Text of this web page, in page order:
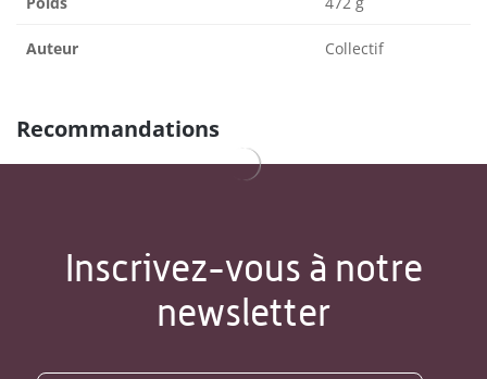
Auteur Collectif
Recommandations
Inscrivez-vous à notre
newsletter